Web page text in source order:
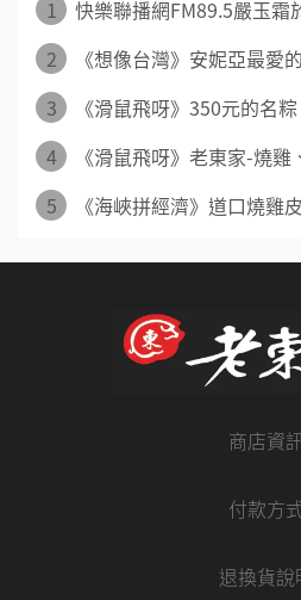
1
快樂聯播網FM89.5嚴玉
2
《想像台灣》安妮亞最
3
《滑鼠飛呀》350元的名
4
《滑鼠飛呀》老東家-燒
5
《海峽拼經濟》道口燒
商店資
付款方
退換貨說